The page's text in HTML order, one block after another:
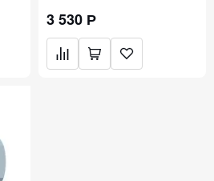
3 530 Р